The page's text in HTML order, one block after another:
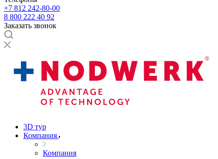
+7 812 242-80-00
8 800 222 40 92
Заказать звонок
3D тур
Компания
Компания